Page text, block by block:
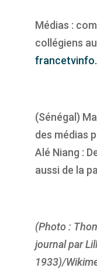
Médias :
collégiens
(Sénégal)
des médias
Alé Niang :
aussi de la
(Photo :
journal par
1933)/